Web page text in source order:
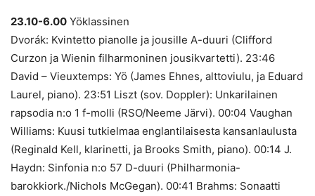
23.10-6.00 Yöklassinen
Dvorák: Kvintetto pianolle ja jousille A-duuri (Clifford
Curzon ja Wienin filharmoninen jousikvartetti). 23:46
David – Vieuxtemps: Yö (James Ehnes, alttoviulu, ja Eduard
Laurel, piano). 23:51 Liszt (sov. Doppler): Unkarilainen
rapsodia n:o 1 f-molli (RSO/Neeme Järvi). 00:04 Vaughan
Williams: Kuusi tutkielmaa englantilaisesta kansanlaulusta
(Reginald Kell, klarinetti, ja Brooks Smith, piano). 00:14 J.
Haydn: Sinfonia n:o 57 D-duuri (Philharmonia-
barokkiork./Nichols McGegan). 00:41 Brahms: Sonaatti